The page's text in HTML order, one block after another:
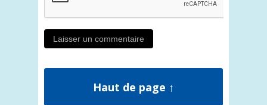
Haut de page ↑